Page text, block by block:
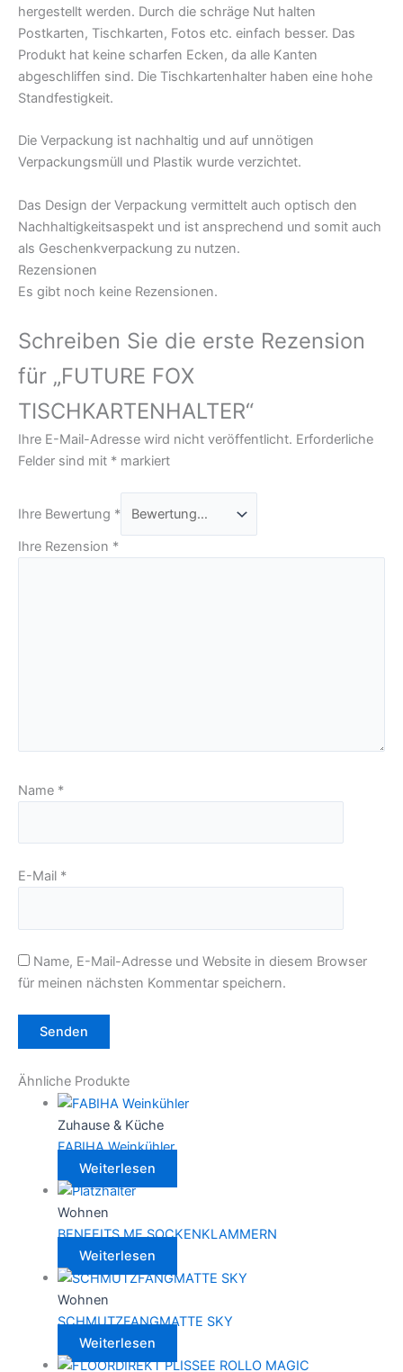
hergestellt werden. Durch die schräge Nut halten
Postkarten, Tischkarten, Fotos etc. einfach besser. Das
Produkt hat keine scharfen Ecken, da alle Kanten
abgeschliffen sind. Die Tischkartenhalter haben eine hohe
Standfestigkeit.
Die Verpackung ist nachhaltig und auf unnötigen
Verpackungsmüll und Plastik wurde verzichtet.
Das Design der Verpackung vermittelt auch optisch den
Nachhaltigkeitsaspekt und ist ansprechend und somit auch
als Geschenkverpackung zu nutzen.
Rezensionen
Es gibt noch keine Rezensionen.
Schreiben Sie die erste Rezension
für „FUTURE FOX
TISCHKARTENHALTER“
Ihre E-Mail-Adresse wird nicht veröffentlicht. Erforderliche
Felder sind mit * markiert
Ihre Bewertung *
Ihre Rezension *
Name *
E-Mail *
Name, E-Mail-Adresse und Website in diesem Browser
für meinen nächsten Kommentar speichern.
Ähnliche Produkte
Zuhause & Küche
FABIHA Weinkühler
Weiterlesen
Wohnen
BENEFITS ME SOCKENKLAMMERN
Weiterlesen
Wohnen
SCHMUTZFANGMATTE SKY
Weiterlesen